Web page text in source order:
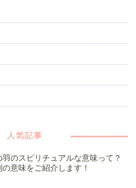
人気記事
羽のスピリチュアルな意味って？
の意味をご紹介します！